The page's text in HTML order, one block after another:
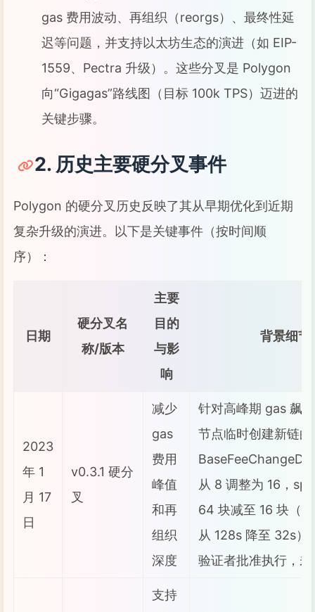
gas 费用波动、再组织（reorgs）、最终性延
迟等问题，并支持以太坊生态的演进（如 EIP-
1559、Pectra 升级）。这些分叉是 Polygon
向“Gigagas”路线图（目标 100k TPS）迈进的
关键步骤。
2. 历史主要硬分叉事件
Polygon 的硬分叉历史反映了其从早期优化到近期
复杂升级的演进。以下是关键事件（按时间顺
序）：
日期
硬分叉名
称/版本
主要
目的
与影
响
背景细节
2023
年 1
月 17
日
v0.3.1 硬分
叉
减少
gas
费用
峰值
和再
组织
深度
针对高峰期 gas 飙
节点临时创建新链
从 8 调整为 16，
64 块减至 16 块（
从 128s 降至 32s）
验证者批准执行，
支持